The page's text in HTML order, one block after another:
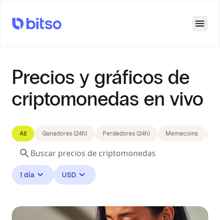
Precios y gráficos de
criptomonedas en vivo
All Ganadores (24h) Perdedores (24h) Memecoins
1 día USD